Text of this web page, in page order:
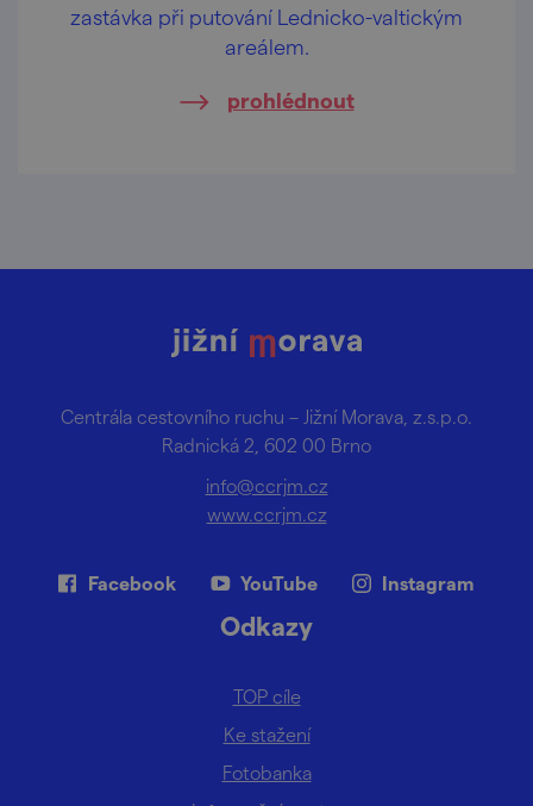
zastávka při putování Lednicko-valtickým
areálem.
prohlédnout
Centrála cestovního ruchu – Jižní Morava, z.s.p.o.
Radnická 2, 602 00 Brno
info@ccrjm.cz
www.ccrjm.cz
Facebook YouTube Instagram
Odkazy
TOP cíle
Ke stažení
Fotobanka